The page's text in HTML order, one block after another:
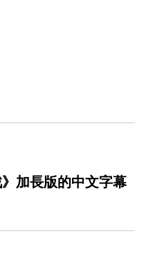
加長版的中文字幕